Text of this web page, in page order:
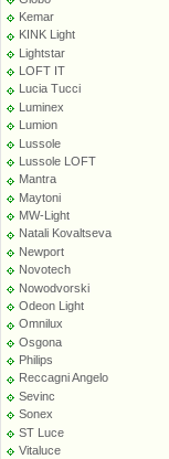
Kemar
KINK Light
Lightstar
LOFT IT
Lucia Tucci
Luminex
Lumion
Lussole
Lussole LOFT
Mantra
Maytoni
MW-Light
Natali Kovaltseva
Newport
Novotech
Nowodvorski
Odeon Light
Omnilux
Osgona
Philips
Reccagni Angelo
Sevinc
Sonex
ST Luce
Vitaluce